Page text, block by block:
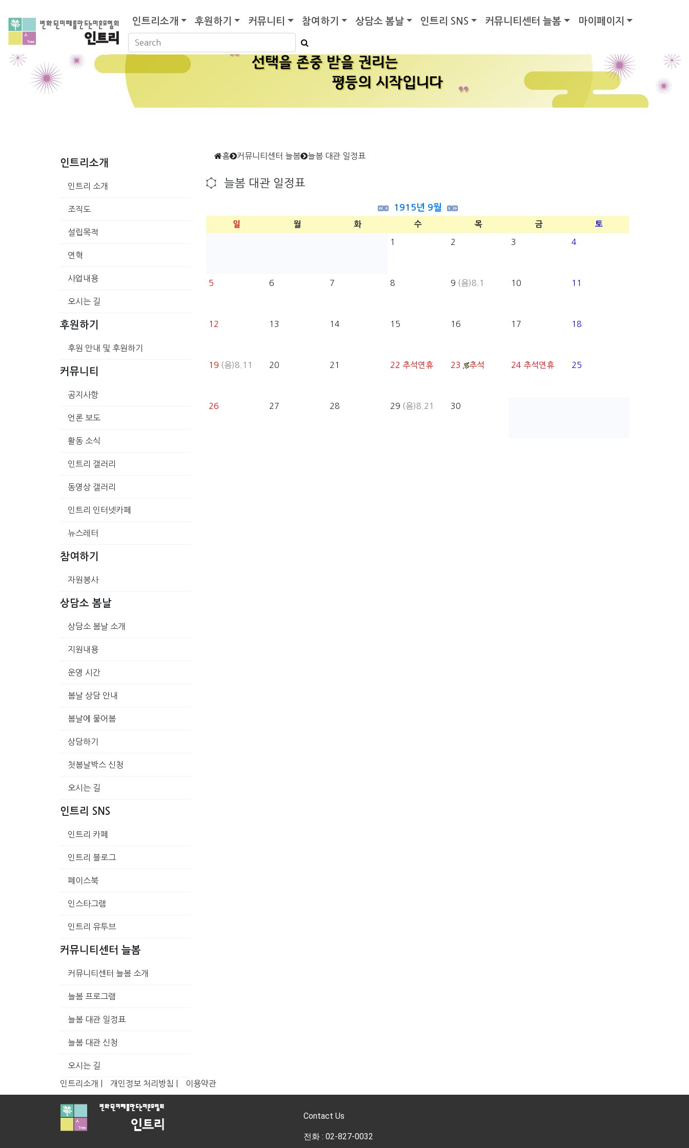
인트리소개 후원하기 커뮤니티 참여하기 상담소 봄날 인트리 SNS 커뮤니티센터 늘봄 마이페이지
인트리소개
인트리 소개
조직도
설립목적
연혁
사업내용
오시는 길
후원하기
후원 안내 및 후원하기
커뮤니티
공지사항
언론 보도
활동 소식
인트리 갤러리
동영상 갤러리
인트리 인터넷카페
뉴스레터
참여하기
자원봉사
상담소 봄날
상담소 봄날 소개
지원내용
운영 시간
봄날 상담 안내
봄날에 물어봄
상담하기
첫봄날박스 신청
오시는 길
인트리 SNS
인트리 카페
인트리 블로그
페이스북
인스타그램
인트리 유투브
커뮤니티센터 늘봄
커뮤니티센터 늘봄 소개
늘봄 프로그램
늘봄 대관 일정표
늘봄 대관 신청
오시는 길
홈 커뮤니티센터 늘봄 늘봄 대관 일정표
늘봄 대관 일정표
1915년 9월
일 월 화 수 목 금 토
1 2 3 4
5 6 7 8 9 (음)8.1 10 11
12 13 14 15 16 17 18
19 (음)8.11 20 21 22 추석연휴 23 추석 24 추석연휴 25
26 27 28 29 (음)8.21 30
인트리소개 | 개인정보 처리방침 | 이용약관
Contact Us
전화 : 02-827-0032